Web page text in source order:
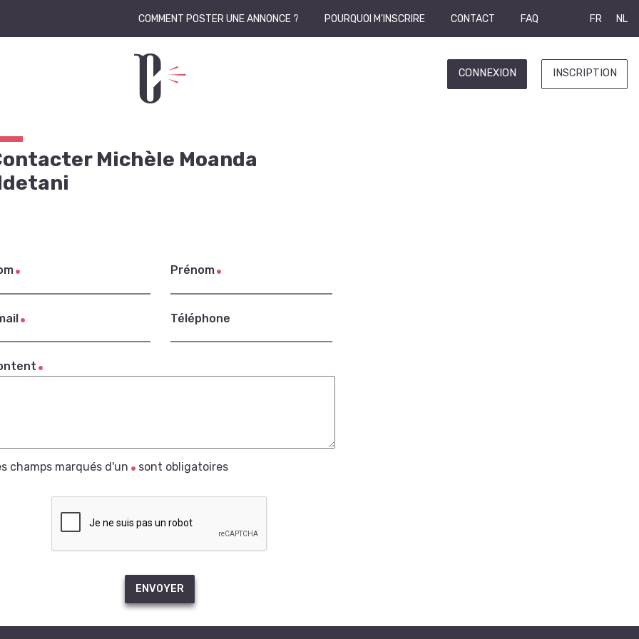
COMMENT POSTER UNE ANNONCE ? POURQUOI M'INSCRIRE CONTACT FAQ FR NL
CONNEXION INSCRIPTION
Michèle Moanda
Prénom
Téléphone
champs marqués d'un sont obligatoires
ENVOYER